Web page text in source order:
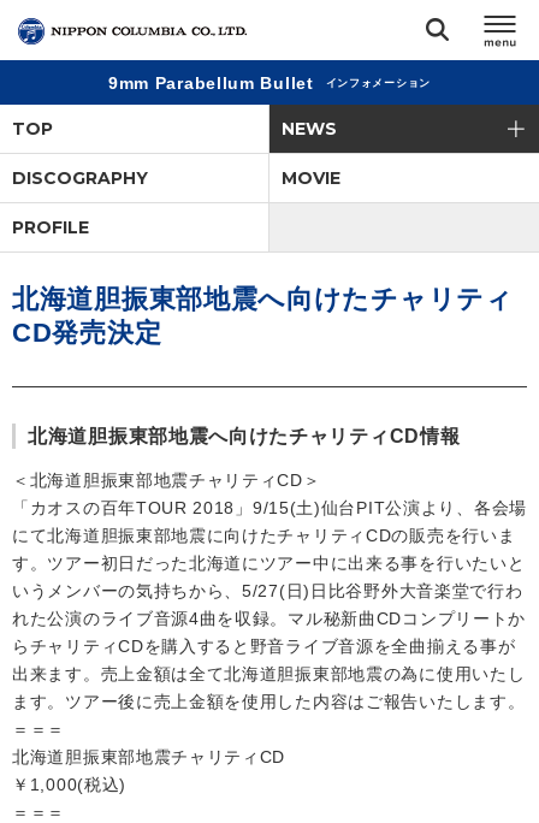
閉じる
アーティスト
ジャンル
オーディション
直営ショップ
会社情報
サイトマップ
お問い合わせ
9mm Parabellum Bullet インフォメーション
TOP NEWS
DISCOGRAPHY MOVIE
PROFILE
北海道胆振東部地震へ向けたチャリティ
CD発売決定
北海道胆振東部地震へ向けたチャリティCD情報
＜北海道胆振東部地震チャリティCD＞
「カオスの百年TOUR 2018」9/15(土)仙台PIT公演より、各会場
にて北海道胆振東部地震に向けたチャリティCDの販売を行いま
す。ツアー初日だった北海道にツアー中に出来る事を行いたいと
いうメンバーの気持ちから、5/27(日)日比谷野外大音楽堂で行わ
れた公演のライブ音源4曲を収録。マル秘新曲CDコンプリートか
らチャリティCDを購入すると野音ライブ音源を全曲揃える事が
出来ます。売上金額は全て北海道胆振東部地震の為に使用いたし
ます。ツアー後に売上金額を使用した内容はご報告いたします。
＝＝＝
北海道胆振東部地震チャリティCD
￥1,000(税込)
＝＝＝